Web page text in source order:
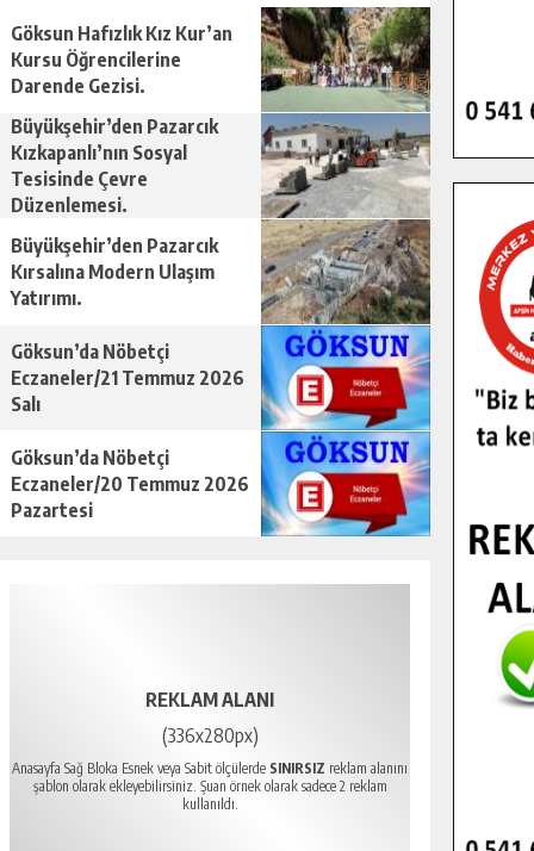
Göksun Hafızlık Kız Kur’an
Kursu Öğrencilerine
Darende Gezisi.
Büyükşehir’den Pazarcık
Kızkapanlı’nın Sosyal
Tesisinde Çevre
Düzenlemesi.
Büyükşehir’den Pazarcık
Kırsalına Modern Ulaşım
Yatırımı.
Göksun’da Nöbetçi
Eczaneler/21 Temmuz 2026
Salı
Göksun’da Nöbetçi
Eczaneler/20 Temmuz 2026
Pazartesi
REKLAM ALANI
(336x280px)
Anasayfa Sağ Bloka Esnek veya Sabit ölçülerde SINIRSIZ reklam alanını
şablon olarak ekleyebilirsiniz. Şuan örnek olarak sadece 2 reklam
kullanıldı.